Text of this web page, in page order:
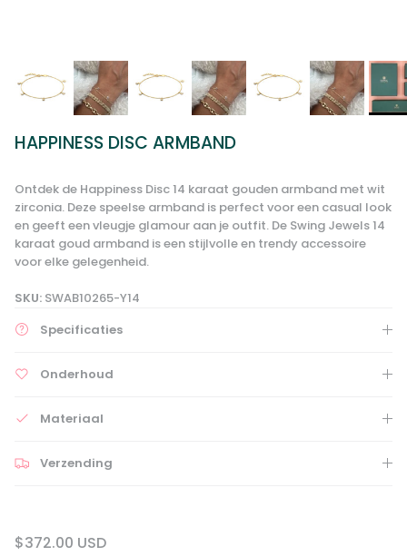
HAPPINESS DISC ARMBAND
Ontdek de Happiness Disc 14 karaat gouden armband met wit
zirconia. Deze speelse armband is perfect voor een casual look
en geeft een vleugje glamour aan je outfit. De Swing Jewels 14
karaat goud armband is een stijlvolle en trendy accessoire
voor elke gelegenheid.
SKU: SWAB10265-Y14
Specificaties
Onderhoud
Materiaal
Verzending
$372.00 USD